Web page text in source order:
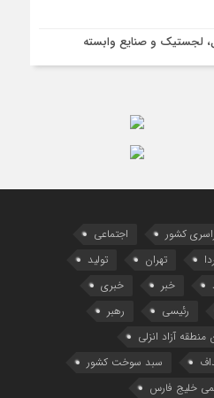
لجستیک و صنایع وابسته
کشور
اجتماعی
تهران
تولید
خبر
خبری
رئیسی
رهبر
آزاد انزلی
سبد سوخت کشور
خلیج فارس